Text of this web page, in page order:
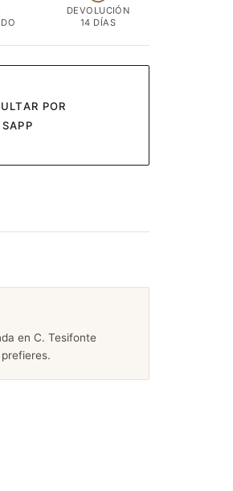
DEVOLUCIÓN
14 DÍAS
POR
en C. Tesifonte